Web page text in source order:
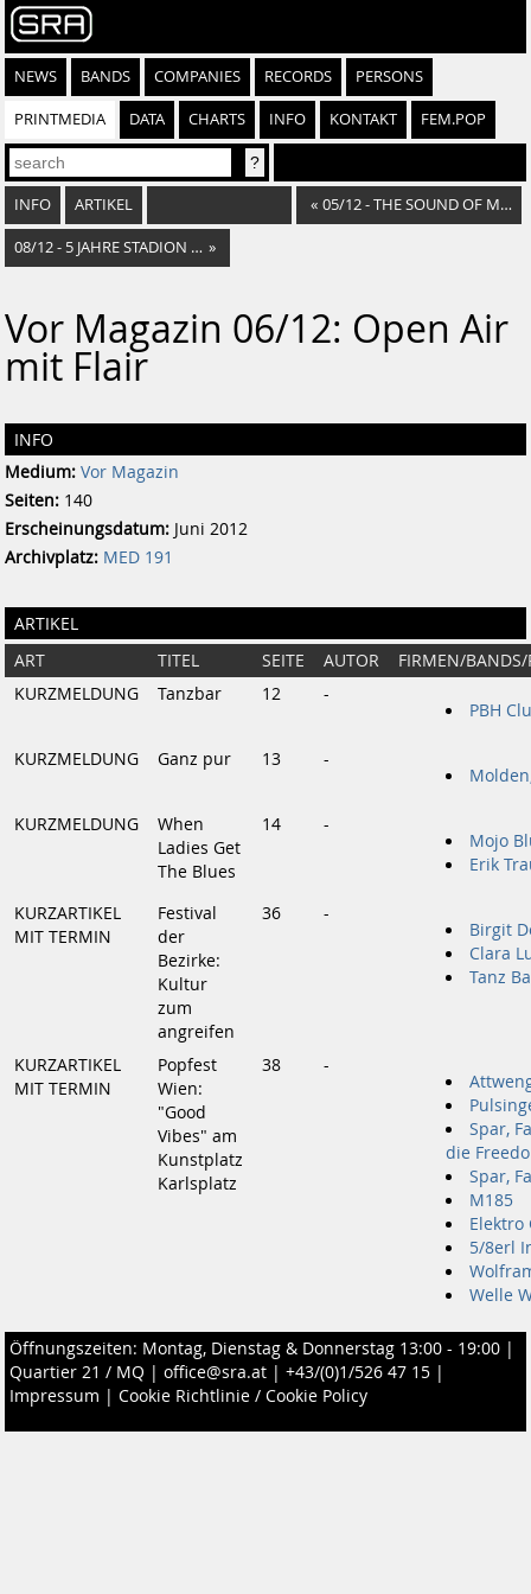
NEWS BANDS COMPANIES RECORDS PERSONS
PRINTMEDIA DATA CHARTS INFO KONTAKT FEM.POP
INFO ARTIKEL « 05/12 - THE SOUND OF MUSIC
08/12 - 5 JAHRE STADION CENTER »
Vor Magazin 06/12: Open Air
mit Flair
INFO
Medium: Vor Magazin
Seiten: 140
Erscheinungsdatum: Juni 2012
Archivplatz: MED 191
ARTIKEL
ART TITEL SEITE AUTOR
FIRMEN/BANDS/
KURZMELDUNG
Tanzbar 12 -
PBH
KURZMELDUNG Ganz pur 13 -
KURZMELDUNG
When
Ladies Get
The Blues
14 -
Mojo
Erik
KURZARTIKEL
MIT TERMIN
Festival
der
Bezirke:
Kultur
zum
angreifen
36 -
Birgit
Clara
Tanz
KURZARTIKEL
MIT TERMIN
Popfest
Wien:
"Good
Vibes" am
Kunstplatz
Karlsplatz
38 -
Spar,
die
Spar,
M185
Elektro
5/8erl
Welle
Öffnungszeiten: Montag, Dienstag & Donnerstag 13:00 - 19:00 |
Quartier 21 / MQ | office@sra.at | +43/(0)1/526 47 15 |
Impressum | Cookie Richtlinie / Cookie Policy